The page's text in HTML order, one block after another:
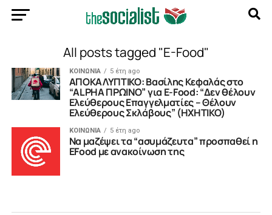
All posts tagged "E-Food"
ΚΟΙΝΩΝΙΑ 5 έτη ago
ΑΠΟΚΑΛΥΠΤΙΚΟ: Βασίλης Κεφαλάς στο
“ALPHA ΠΡΩΙΝΟ” για E-Food: “Δεν θέλουν
Ελεύθερους Επαγγελματίες – Θέλουν
Ελεύθερους Σκλάβους” (ΗΧΗΤΙΚΟ)
ΚΟΙΝΩΝΙΑ 5 έτη ago
Να μαζέψει τα “ασυμάζευτα” προσπαθεί η
EFood με ανακοίνωση της